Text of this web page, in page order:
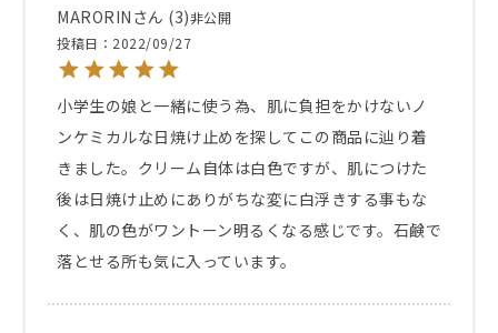
MARORIN 3 非公開
投稿日
2022/09/27
小学生の娘と一緒に使う為、肌に負担をかけないノ
ンケミカルな日焼け止めを探してこの商品に辿り着
きました。クリーム自体は白色ですが、肌につけた
後は日焼け止めにありがちな変に白浮きする事もな
く、肌の色がワントーン明るくなる感じです。石鹸で
落とせる所も気に入っています。